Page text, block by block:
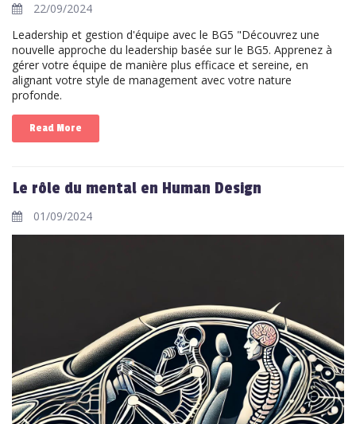
22/09/2024
Leadership et gestion d'équipe avec le BG5 "Découvrez une
nouvelle approche du leadership basée sur le BG5. Apprenez à
gérer votre équipe de manière plus efficace et sereine, en
alignant votre style de management avec votre nature
profonde.
Read More
Le rôle du mental en Human Design
01/09/2024